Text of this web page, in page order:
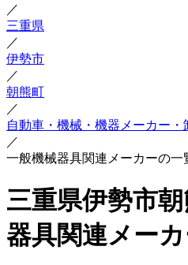
／
三重県
／
伊勢市
／
朝熊町
／
自動車・機械・機器メーカー・
／
一般機械器具関連メーカーの一
三重県伊勢市
器具関連メー